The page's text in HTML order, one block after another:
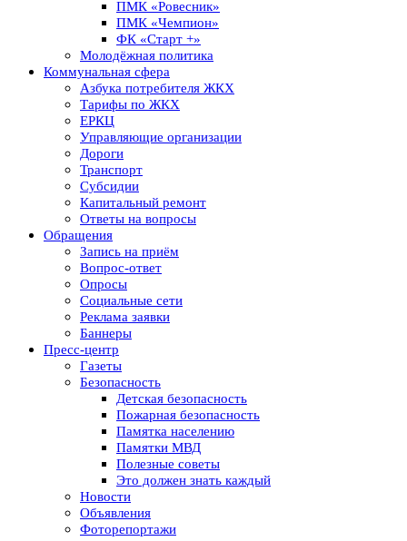
ПМК «Ровесник»
ПМК «Чемпион»
ФК «Старт +»
Молодёжная политика
Коммунальная сфера
Азбука потребителя ЖКХ
Тарифы по ЖКХ
ЕРКЦ
Управляющие организации
Дороги
Транспорт
Субсидии
Капитальный ремонт
Ответы на вопросы
Обращения
Запись на приём
Вопрос-ответ
Опросы
Социальные сети
Реклама заявки
Баннеры
Пресс-центр
Газеты
Безопасность
Детская безопасность
Пожарная безопасность
Памятка населению
Памятки МВД
Полезные советы
Это должен знать каждый
Новости
Объявления
Фоторепортажи